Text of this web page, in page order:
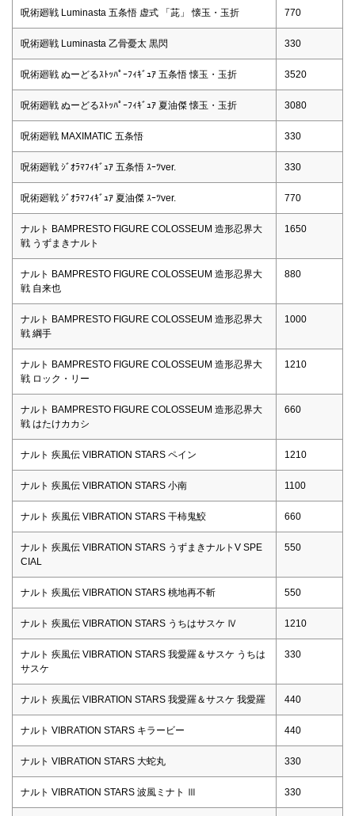
呪術廻戦 Luminasta 五条悟 虚式 「茈」 懐玉・玉折 770
呪術廻戦 Luminasta 乙骨憂太 黒閃 330
呪術廻戦 ぬーどるｽﾄｯﾊﾟｰﾌｨｷﾞｭｱ 五条悟 懐玉・玉折 3520
呪術廻戦 ぬーどるｽﾄｯﾊﾟｰﾌｨｷﾞｭｱ 夏油傑 懐玉・玉折 3080
呪術廻戦 MAXIMATIC 五条悟 330
呪術廻戦 ｼﾞｵﾗﾏﾌｨｷﾞｭｱ 五条悟 ｽｰﾂver. 330
呪術廻戦 ｼﾞｵﾗﾏﾌｨｷﾞｭｱ 夏油傑 ｽｰﾂver. 770
ナルト BAMPRESTO FIGURE COLOSSEUM 造形忍界大
戦 うずまきナルト
1650
ナルト BAMPRESTO FIGURE COLOSSEUM 造形忍界大
戦 自来也
880
ナルト BAMPRESTO FIGURE COLOSSEUM 造形忍界大
戦 綱手
1000
ナルト BAMPRESTO FIGURE COLOSSEUM 造形忍界大
戦 ロック・リー
1210
ナルト BAMPRESTO FIGURE COLOSSEUM 造形忍界大
戦 はたけカカシ
660
ナルト 疾風伝 VIBRATION STARS ペイン 1210
ナルト 疾風伝 VIBRATION STARS 小南 1100
ナルト 疾風伝 VIBRATION STARS 干柿鬼鮫 660
ナルト 疾風伝 VIBRATION STARS うずまきナルトV SPE
CIAL
550
ナルト 疾風伝 VIBRATION STARS 桃地再不斬 550
ナルト 疾風伝 VIBRATION STARS うちはサスケ Ⅳ 1210
ナルト 疾風伝 VIBRATION STARS 我愛羅＆サスケ うちは
サスケ
330
ナルト 疾風伝 VIBRATION STARS 我愛羅＆サスケ 我愛羅 440
ナルト VIBRATION STARS キラービー 440
ナルト VIBRATION STARS 大蛇丸 330
ナルト VIBRATION STARS 波風ミナト Ⅲ 330